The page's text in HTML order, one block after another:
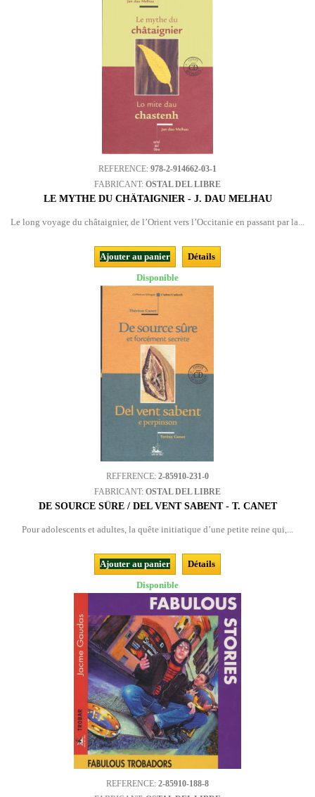
REFERENCE: 978-2-914662-03-1
FABRICANT: OSTAL DEL LIBRE
LE MYTHE DU CHÂTAIGNIER - J. DAU MELHAU
Le long voyage du châtaignier, de l’Orient vers l’Occitanie en passant par la...
Ajouter au panier
Détails
Disponible
REFERENCE: 2-85910-231-0
FABRICANT: OSTAL DEL LIBRE
DE SOURCE SÛRE / DEL VENT SABENT - T. CANET
Pour adolescents et adultes, la quête initiatique d’une petite reine qui,...
Ajouter au panier
Détails
Disponible
REFERENCE: 2-85910-188-8